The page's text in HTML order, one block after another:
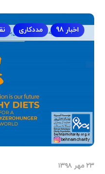
اخبار 98 مددکاری
۲۳ مهر ۱۳۹۸